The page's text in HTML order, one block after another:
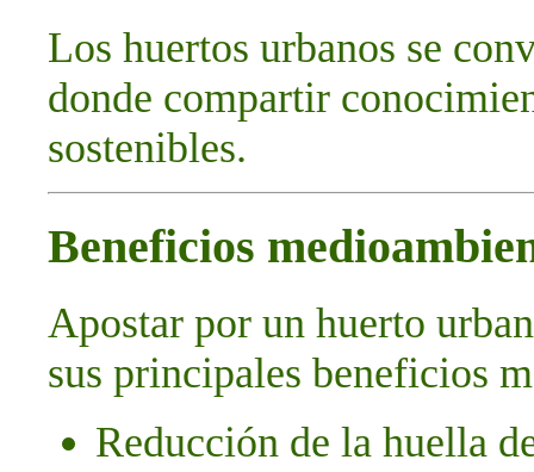
Los huertos urbanos se
donde compartir
sostenibles.
Beneficios
Apostar por un huerto
sus principales beneficios
Reducción de la huella